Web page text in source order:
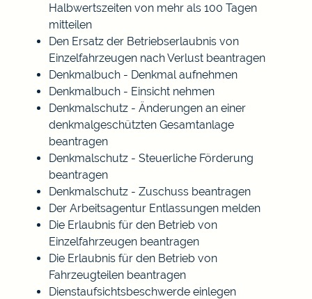
Halbwertszeiten von mehr als 100 Tagen
mitteilen
Den Ersatz der Betriebserlaubnis von
Einzelfahrzeugen nach Verlust beantragen
Denkmalbuch - Denkmal aufnehmen
Denkmalbuch - Einsicht nehmen
Denkmalschutz - Änderungen an einer
denkmalgeschützten Gesamtanlage
beantragen
Denkmalschutz - Steuerliche Förderung
beantragen
Denkmalschutz - Zuschuss beantragen
Der Arbeitsagentur Entlassungen melden
Die Erlaubnis für den Betrieb von
Einzelfahrzeugen beantragen
Die Erlaubnis für den Betrieb von
Fahrzeugteilen beantragen
Dienstaufsichtsbeschwerde einlegen